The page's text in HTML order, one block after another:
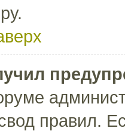
правил.